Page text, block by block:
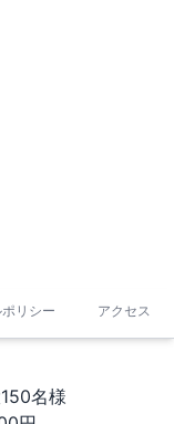
リシー アクセス
名様